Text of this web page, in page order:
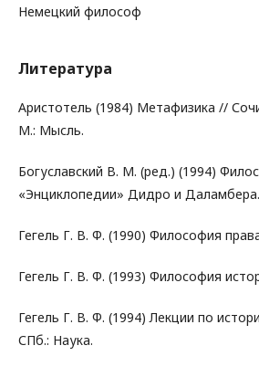
Немецкий философ
Литература
Аристотель (1984) Метафизика //
М.: Мысль.
Богуславский В. М. (ред.) (1994)
«Энциклопедии» Дидро и
Гегель Г. В. Ф. (1990) Философия
Гегель Г. В. Ф. (1993) Философия
Гегель Г. В. Ф. (1994) Лекции по
СПб.: Наука.